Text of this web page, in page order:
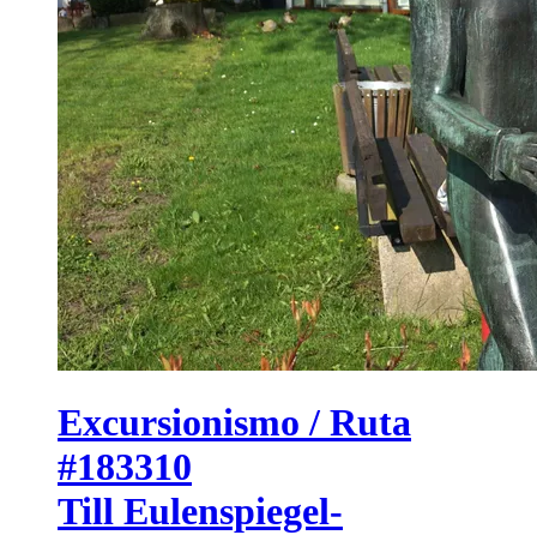
Excursionismo / Ruta
#183310
Till Eulenspiegel-